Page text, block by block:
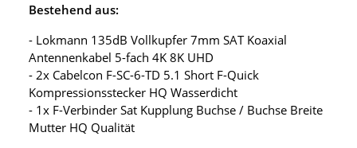
Bestehend aus:
- Lokmann 135dB Vollkupfer 7mm SAT Koaxial
Antennenkabel 5-fach 4K 8K UHD
- 2x Cabelcon F-SC-6-TD 5.1 Short F-Quick
Kompressionsstecker HQ Wasserdicht
- 1x F-Verbinder Sat Kupplung Buchse / Buchse Breite
Mutter HQ Qualität